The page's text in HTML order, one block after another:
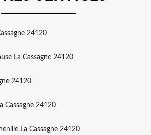
24120
La Cassagne 24120
24120
Cassagne 24120
La Cassagne 24120